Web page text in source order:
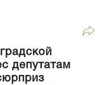
депутатам